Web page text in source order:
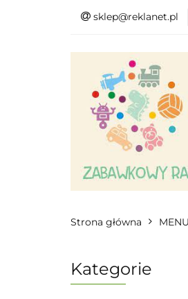
sklep@reklanet.pl
Strona główna MENU
Kategorie